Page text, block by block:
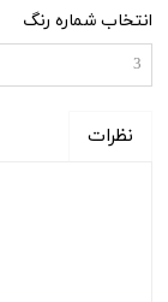
انتخاب شماره رنگ
3
نظرات